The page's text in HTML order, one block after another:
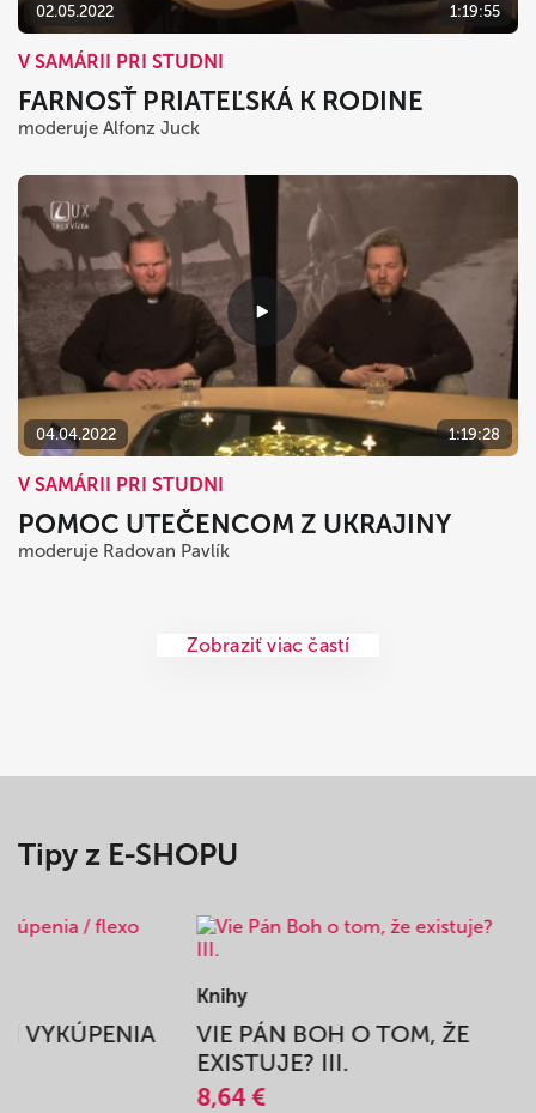
02.05.2022 1:19:55
V SAMÁRII PRI STUDNI
FARNOSŤ PRIATEĽSKÁ K RODINE
moderuje Alfonz Juck
04.04.2022 1:19:28
V SAMÁRII PRI STUDNI
POMOC UTEČENCOM Z UKRAJINY
moderuje Radovan Pavlík
Zobraziť viac častí
Tipy z E-SHOPU
VYKÚPENIA
Knihy
VIE PÁN BOH O TOM, ŽE
EXISTUJE? III.
8,64 €